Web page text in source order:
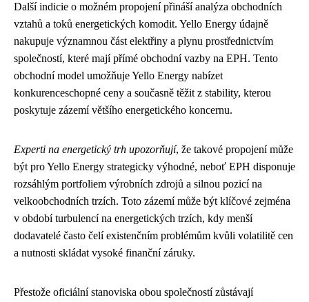
Další indicie o možném propojení přináší analýza obchodních
vztahů a toků energetických komodit. Yello Energy údajně
nakupuje významnou část elektřiny a plynu prostřednictvím
společností, které mají přímé obchodní vazby na EPH. Tento
obchodní model umožňuje Yello Energy nabízet
konkurenceschopné ceny a současně těžit z stability, kterou
poskytuje zázemí většího energetického koncernu.
Experti na energetický trh upozorňují, že takové propojení může
být pro Yello Energy strategicky výhodné, neboť EPH disponuje
rozsáhlým portfoliem výrobních zdrojů a silnou pozicí na
velkoobchodních trzích. Toto zázemí může být klíčové zejména
v období turbulencí na energetických trzích, kdy menší
dodavatelé často čelí existenčním problémům kvůli volatilitě cen
a nutnosti skládat vysoké finanční záruky.
Přestože oficiální stanoviska obou společností zůstávají